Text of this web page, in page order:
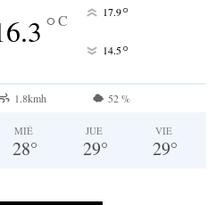
°C 17.9°
14.5°
1.8kmh 52 %
MIÉ
28°
JUE
29°
VIE
29°